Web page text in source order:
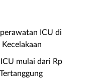
ICU di
mulai dari Rp